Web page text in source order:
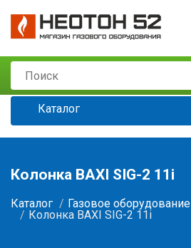
Каталог
Колонка BAXI SIG-2 11i
Каталог Газовое оборудование
Колонка BAXI SIG-2 11i